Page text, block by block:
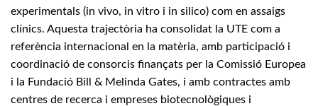
experimentals (in vivo, in vitro i in silico) com en assaigs
clínics. Aquesta trajectòria ha consolidat la UTE com a
referència internacional en la matèria, amb participació i
coordinació de consorcis finançats per la Comissió Europea
i la Fundació Bill & Melinda Gates, i amb contractes amb
centres de recerca i empreses biotecnològiques i